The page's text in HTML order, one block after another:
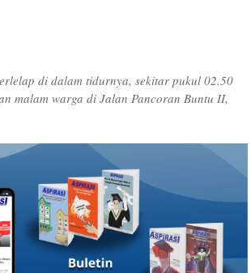
di dalam tidurnya, sekitar pukul 02.50
malam warga di Jalan Pancoran Buntu II,